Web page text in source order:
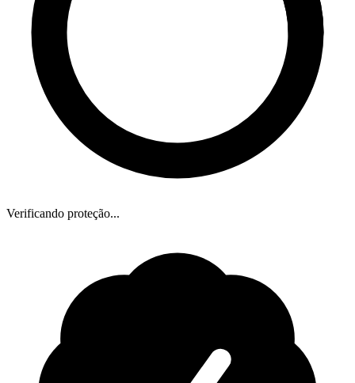
Verificando proteção...